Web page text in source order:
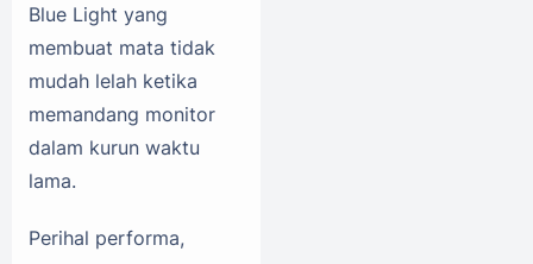
Blue Light yang
membuat mata tidak
mudah lelah ketika
memandang monitor
dalam kurun waktu
lama.
Perihal performa,